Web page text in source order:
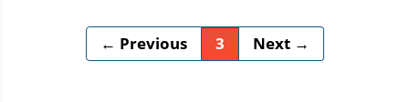
← Previous 3 Next →